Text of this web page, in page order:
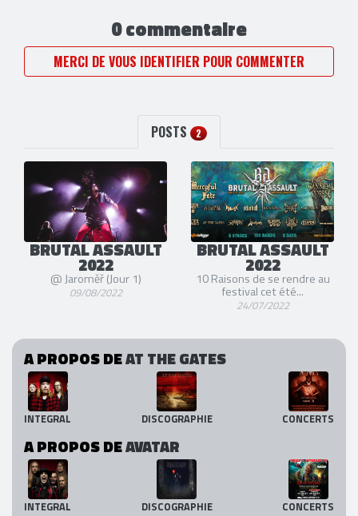
0 commentaire
MERCI DE VOUS IDENTIFIER POUR COMMENTER
POSTS 2
BRUTAL ASSAULT
2022
@ Jaroměř (Jour 1)
09/08/2022
BRUTAL ASSAULT
2022
10 Raisons de se rendre au
festival cet été...
24/07/2022
A PROPOS DEAT THE GATES
INTEGRAL DISCOGRAPHIE CONCERTS
A PROPOS DEAVATAR
INTEGRAL DISCOGRAPHIE CONCERTS